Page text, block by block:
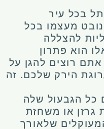
בכל עיר
מעצמו בכל
להצללה
הוא פתרון
רוצים להגן על
הירק שלכם. זה
כל הגבעול שלה
גרזן או משחזת
שלאורך